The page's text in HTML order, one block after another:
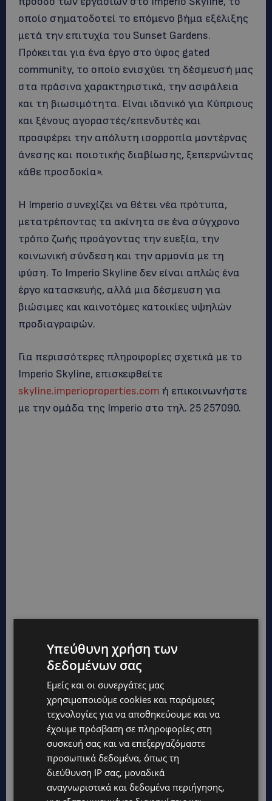
οποίο σηματοδοτεί το επόμενο βήμα εξέλιξης
μετά την επιτυχία του Sunset Gardens.
Πρόκειται για ένα έργο στο ύφος gated
community, το οποίο ενισχύει τη δέσμευσή μας
στα πράσινα χαρακτηριστικά, την ασφάλεια
και τη βιωσιμότητα. Είναι ιδανικό για Κύπριους
και ξένους αγοραστές/επενδυτές και
προσφέρει την απόλυτη ισορροπία μοντέρνας
άνεσης και ποιοτικής διαβίωσης, ξεπερνώντας
κάθε προσδοκία».
Η Imperio συνεχίζει να θέτει νέα πρότυπα,
μετατρέποντας τα ακίνητα σε ένα σύγχρονο
τρόπο ζωής προάγοντας την ευεξία, την
κοινωνική σύνδεση και την αρμονία με τη
φύση. Το Imperio Skyline δεν είναι απλώς ένα
έργο κατασκευής, αλλά μια δέσμευση για
βιώσιμες και καινοτόμες κατοικίες υψηλών
προδιαγραφών.
Για περισσότερες πληροφορίες σχετικά με το
Imperio Skyline, επισκεφθείτε
skyline.imperioproperties.com ή επικοινωνήστε
με την ομάδα της Imperio στο τηλ. 25 257090.
Υπεύθυνη χρήση των
δεδομένων σας
Εμείς και οι συνεργάτες μας
χρησιμοποιούμε cookies και παρόμοιες
τεχνολογίες για να αποθηκεύουμε και να
έχουμε πρόσβαση σε πληροφορίες στη
συσκευή σας και να επεξεργαζόμαστε
προσωπικά δεδομένα, όπως τη
διεύθυνση IP σας, μοναδικά
αναγνωριστικά και δεδομένα περιήγησης,